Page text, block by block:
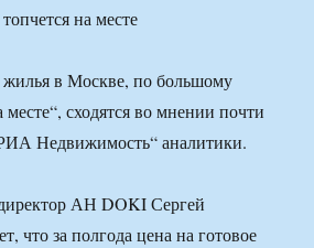
на месте
в Москве, по большому
месте“, сходятся во мнении почти
Недвижимость“ аналитики.
АН DOKI Сергей
что за полгода цена на готовое